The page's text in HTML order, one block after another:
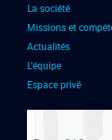
La société
Missions et
Actualités
L'équipe
Espace privé